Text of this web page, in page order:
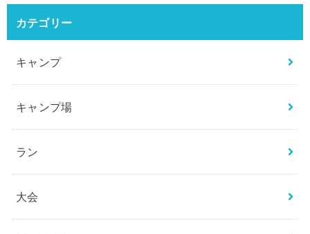
カテゴリー
キャンプ
キャンプ場
ラン
大会